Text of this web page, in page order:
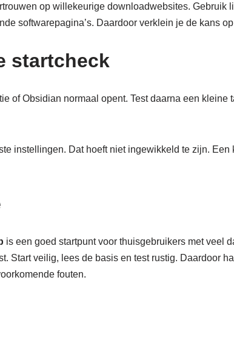
op willekeurige downloadwebsites. Gebruik
softwarepagina’s. Daardoor verklein je de kans
startcheck
of Obsidian normaal opent. Test daarna een kleine
instellingen. Dat hoeft niet ingewikkeld te zijn. Een
is een goed startpunt voor thuisgebruikers met veel
Start veilig, lees de basis en test rustig. Daardoor
fouten.